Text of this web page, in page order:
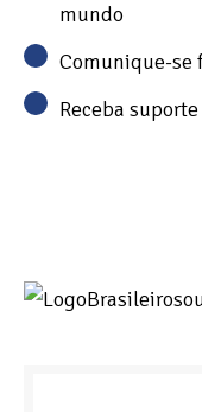
mundo
Comunique-se
Receba